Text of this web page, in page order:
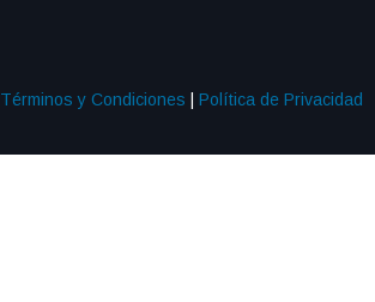
Términos y Condiciones Política de Privacidad